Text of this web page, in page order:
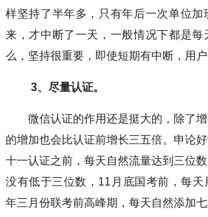
样坚持了半年多，只有年后一次单位加
来，才中断了一天，一般情况下都是每
么，坚持很重要，即使短期有中断，用户
3、尽量认证。
微信认证的作用还是挺大的，除了
的增加也会比认证前增长三五倍。申论
十一认证之前，每天自然流量达到三位
没有低于三位数，11月底国考前，每天
年三月份联考前高峰期，每天自然添加